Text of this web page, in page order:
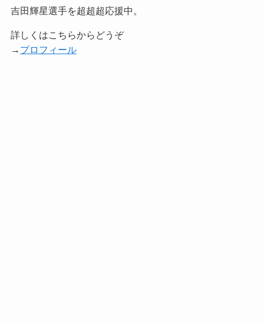
吉田輝星選手を超超超応援中。
詳しくはこちらからどうぞ
→ プロフィール